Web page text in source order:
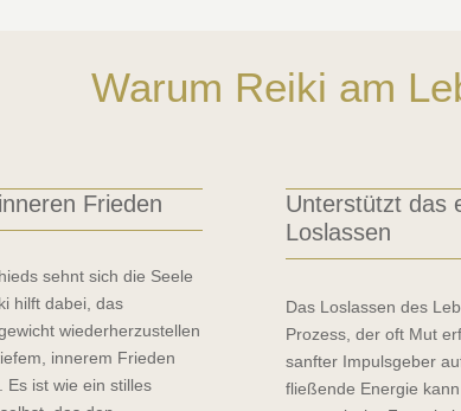
Warum Reiki am
Frieden
sehnt sich die Seele
hilft dabei, das
wiederherzustellen
innerem Frieden
Es ist wie ein stilles
Unterstützt das
Loslassen
Das Loslassen des
Prozess, der oft Mut
sanfter Impulsgeber
fließende Energie